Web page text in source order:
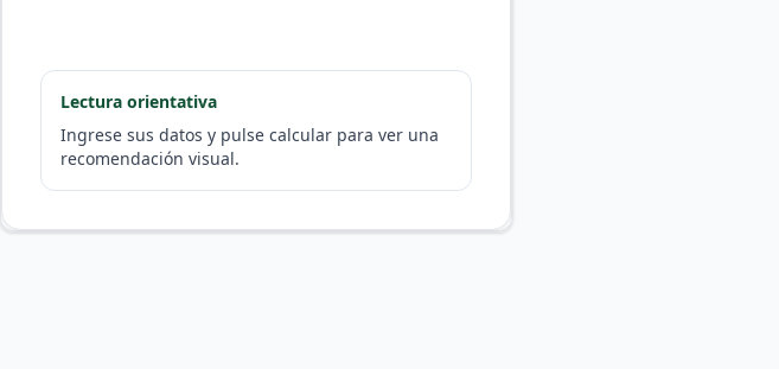
Lectura orientativa
Ingrese sus datos y pulse calcular para ver una
recomendación visual.